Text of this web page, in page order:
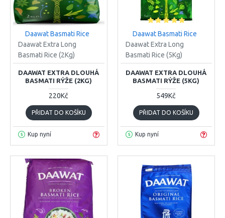
Daawat Basmati Rice
Daawat Extra Long
Basmati Rice (2Kg)
DAAWAT EXTRA DLOUHÁ
BASMATI RÝŽE (2KG)
220Kč
PŘIDAT DO KOŠÍKU
Kup nyní
Daawat Basmati Rice
Daawat Extra Long
Basmati Rice (5Kg)
DAAWAT EXTRA DLOUHÁ
BASMATI RÝŽE (5KG)
549Kč
PŘIDAT DO KOŠÍKU
Kup nyní